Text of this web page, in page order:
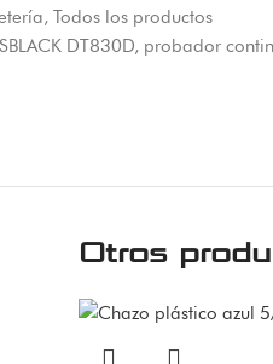
, Todos los productos
DT830D, probador
Otros